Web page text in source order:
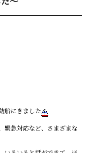
船にきました
緊急対応など、さまざまな